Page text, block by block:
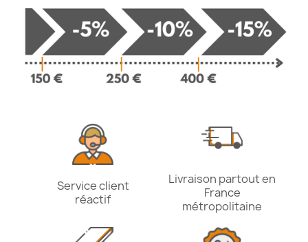
Service client
réactif
Livraison partout en
France
métropolitaine